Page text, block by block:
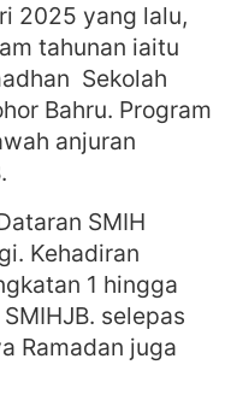
2025 yang lalu,
tahunan iaitu
Sekolah
Bahru. Program
anjuran
SMIH
Kehadiran
1 hingga
selepas
Ramadan juga